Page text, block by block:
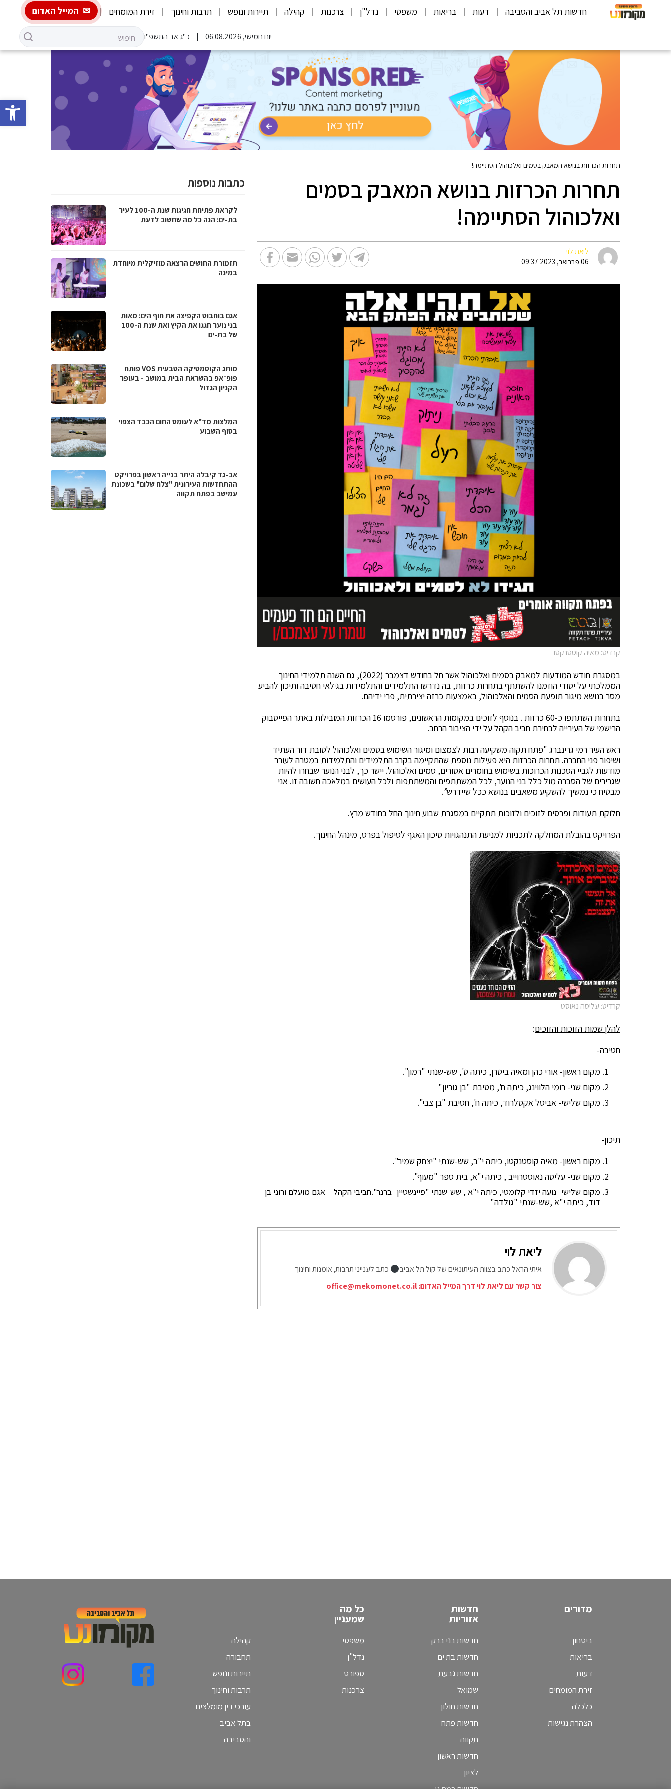
פתח
חדשות תל אביב והסביבה דעות בריאות משפטי נדל"ן צרכנות קהילה תיירות ונופש תרבות וחינוך זירת המומחים המייל האדום
יום חמישי, 06.08.2026 כ"ג אב התשפ"ו
תחרות הכרזות בנושא המאבק בסמים ואלכוהול הסתיימה!
תחרות הכרזות בנושא המאבק בסמים
ואלכוהול הסתיימה!
ליאת לוי
06 פברואר, 2023 09:37
קרדיט: מאיה קוסטנקטו
במסגרת חודש המודעות למאבק בסמים ואלכוהול אשר חל בחודש דצמבר (2022), גם השנה תלמידי החינוך
הממלכתי על יסודי הוזמנו להשתתף בתחרות כרזות, בה נדרשו התלמידים והתלמידות בגילאי חטיבה ותיכון להביע
מסר בנושא מיגור תופעת הסמים והאלכוהול, באמצעות כרזה יצירתית, פרי ידיהם.
בתחרות השתתפו כ-60 כרזות . בנוסף לזוכים במקומות הראשונים, פורסמו 16 הכרזות המובילות באתר הפייסבוק
הרישמי של העירייה לבחירת חביב הקהל על ידי הציבור הרחב.
ראש העיר רמי גרינברג "פתח תקוה משקיעה רבות לצמצום ומיגור השימוש בסמים ואלכוהול לטובת דור העתיד
ושיפור פני החברה. תחרות הכרזות היא פעילות נוספת שהתקיימה בקרב התלמידים והתלמידות במטרה לעורר
מודעות לגביי הסכנות הכרוכות בשימוש בחומרים אסורים, סמים ואלכוהול. יישר כך, לבני הנוער שבחרו להיות
שגרירים של הסברה מול כלל בני הנוער, לכל המשתתפים והמשתתפות ולכל העושים במלאכה חשובה זו. אני
מבטיח כי נמשיך להשקיע משאבים בנושא ככל שיידרש”.
חלוקת תעודות ופרסים לזוכים ולזוכות תתקיים במסגרת שבוע חינוך החל בחודש מרץ.
הפרויקט בהובלת המחלקה לתכניות למניעת התנהגויות סיכון האגף לטיפול בפרט, מינהל החינוך.
קרדיט: עליסה נאוסט
להלן שמות הזוכות והזוכים:
חטיבה-
מקום ראשון- אורי כהן ומאיה ביטרן, כיתה ט', שש-שנתי "רמון".
מקום שני- רומי הלווינג, כיתה ח', מטיבת "בן גוריון"
מקום שלישי- אביטל אקסלרוד, כיתה ח', חטיבת "בן צבי".
תיכון-
מקום ראשון- מאיה קוסטנקטו, כיתה י"ב, שש-שנתי "יצחק שמיר".
מקום שני- עליסה נאוסטרוייב , כיתה י"א, בית ספר "מעוף".
מקום שלישי- נועה יזדי קלומטי, כיתה י"א , שש-שנתי "פיינשטיין- ברנר".חביבי הקהל – אגם מועלם ורוני בן
דוד, כיתה י"א ,שש-שנתי "גולדה"
ליאת לוי
איתי הראל כתב בצוות העיתונאים של קול תל אביב
כתב לענייני תרבות, אומנות וחינוך
צור קשר עם ליאת לוי דרך המייל האדום:office@mekomonet.co.il
כתבות נוספות
לקראת פתיחת חגיגות שנת ה-100 לעיר
בת-ים: הנה כל מה שחשוב לדעת
תזמורת החושים הרצאה מוזיקלית מיוחדת
במינה
אגם בוחבוט הקפיצה את חוף הים: מאות
בני נוער חגגו את הקיץ ואת שנת ה-100
של בת-ים
מותג הקוסמטיקה הטבעית VOS פותח
פופ־אפ בהשראת הבית במושב - בעופר
הקניון הגדול
המלצות מד"א לעומס החום הכבד הצפוי
בסוף השבוע
אב-גד קיבלה היתר בנייה ראשון בפרויקט
ההתחדשות העירונית "צלח שלום" בשכונת
עמישב בפתח תקווה
מדורים
ביטחון
בריאות
דעות
זירת המומחים
כלכלה
הצהרת נגישות
חדשות
אזוריות
חדשות בני ברק
חדשות בת ים
חדשות גבעת
שמואל
חדשות חולון
חדשות פתח
תקווה
חדשות ראשון
לציון
כל מה
שמעניין
משפטי
נדל"ן
ספורט
צרכנות
קהילה
תחבורה
תיירות ונופש
תרבות וחינוך
עורכי דין מומלצים
בתל אביב
והסביבה